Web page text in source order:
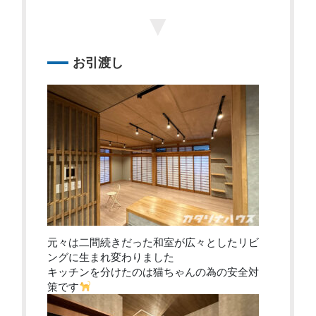
お引渡し
元々は二間続きだった和室が広々としたリビ
ングに生まれ変わりました
キッチンを分けたのは猫ちゃんの為の安全対
策です